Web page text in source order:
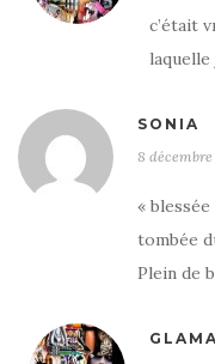
c’était
laquelle
SONIA
8 décembre
«
tombée
Plein de